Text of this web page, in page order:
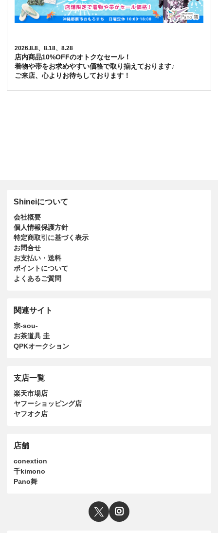
2026.8.8、8.18、8.28
店内商品10%OFFのオトクなセール！
着物や帯をお求めやすい価格で取り揃えております♪
ご来店、心よりお待ちしております！
Shineiについて
会社概要
個人情報保護方針
特定商取引に基づく表示
お問合せ
お支払い・送料
ポイントについて
よくあるご質問
関連サイト
宗-sou-
お茶道具 圭
QPKオークション
支店一覧
楽天市場店
ヤフーショッピング店
ヤフオク店
店舗
conextion
千kimono
Pano舞